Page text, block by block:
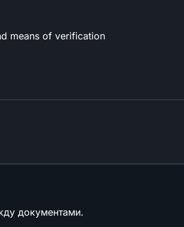
means of verification
документами.